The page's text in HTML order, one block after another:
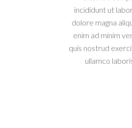
incididunt ut
dolore magna
enim ad minim
quis nostrud
ullamco